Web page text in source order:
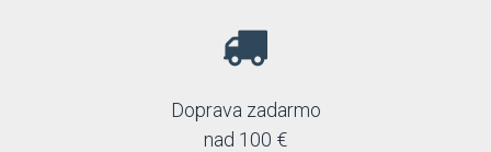
Doprava zadarmo
nad 100 €